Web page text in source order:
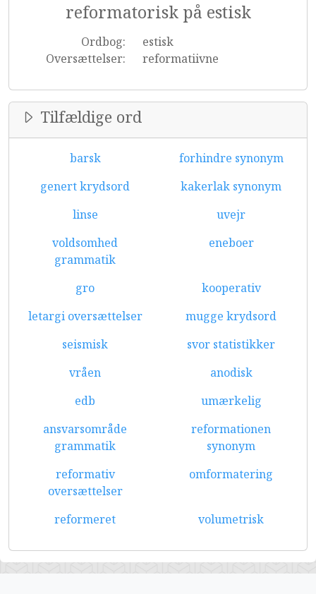
reformatorisk på estisk
Ordbog:
estisk
Oversættelser:
reformatiivne
Tilfældige ord
barsk
forhindre synonym
genert krydsord
kakerlak synonym
linse
uvejr
voldsomhed
grammatik
eneboer
gro
kooperativ
letargi oversættelser
mugge krydsord
seismisk
svor statistikker
vråen
anodisk
edb
umærkelig
ansvarsområde
grammatik
reformationen
synonym
reformativ
oversættelser
omformatering
reformeret volumetrisk